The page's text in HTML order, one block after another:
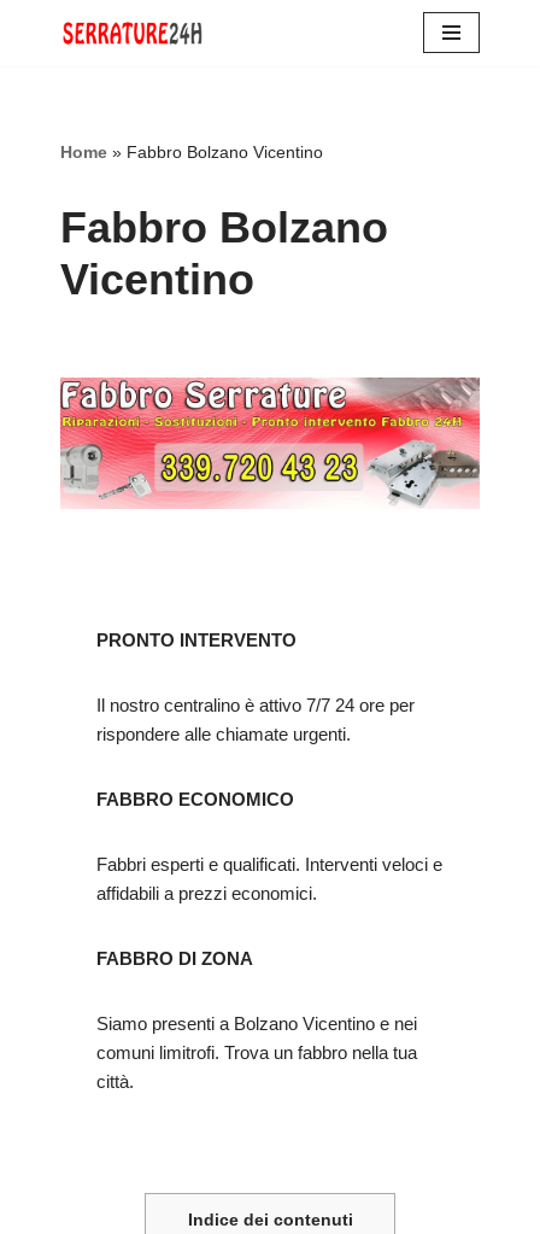
Home » Fabbro Bolzano Vicentino
Fabbro Bolzano
Vicentino
PRONTO INTERVENTO
Il nostro centralino è attivo 7/7 24 ore per
rispondere alle chiamate urgenti.
FABBRO ECONOMICO
Fabbri esperti e qualificati. Interventi veloci e
affidabili a prezzi economici.
FABBRO DI ZONA
Siamo presenti a Bolzano Vicentino e nei
comuni limitrofi. Trova un fabbro nella tua
città.
Indice dei contenuti